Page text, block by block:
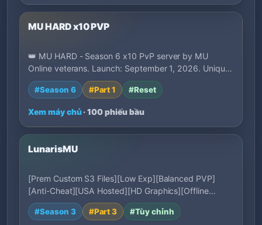
MU HARD x10 PVP
👑 MU HARD - Season 6 x10 PvP server by MU
Online veterans. Launch: September 1, 2026. Unique
la…
#Season 6 #Part 1 #Reset
Xem máy chủ· 100 phiếu bầu
LunarisMU
[Prem Custom S3 Files][Low Exp][Balanced PVP]
[Anti-Cheat][USA Hosted][HD Graphics][Offline
Mode…
#Season 3 #Part 3 #Tùy chỉnh